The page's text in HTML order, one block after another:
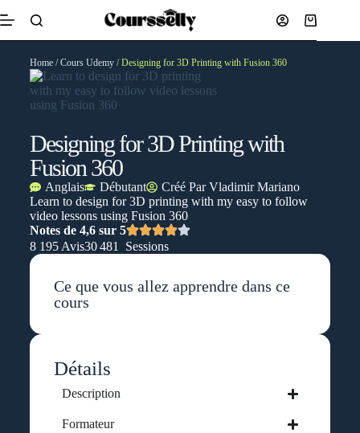
Home/Cours Udemy/ Designing for 3D Printing with Fusion 360
Designing for 3D Printing with
Fusion 360
Anglais Débutant Créé ParVladimir Mariano
Learn to design for 3D printing with my easy to follow
video lessons using Fusion 360
Notes de 4,6 sur 5
8 195 Avis30 481 Sessions
Ce que vous allez apprendre dans ce
cours
Détails
Description
Formateur